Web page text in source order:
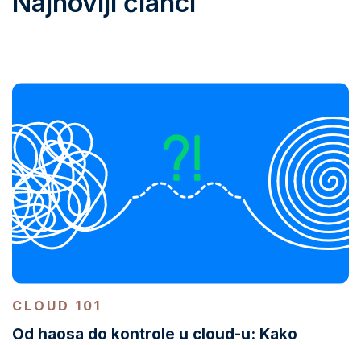
CLOUD 101
Od haosa do kontrole u cloud-u: Kako